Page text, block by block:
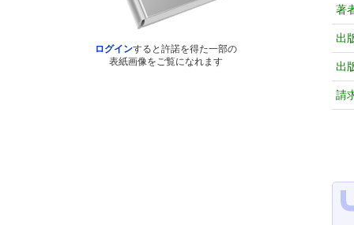
ログインすると許諾を得た一部の
表紙画像をご覧になれます
著
出
出
請